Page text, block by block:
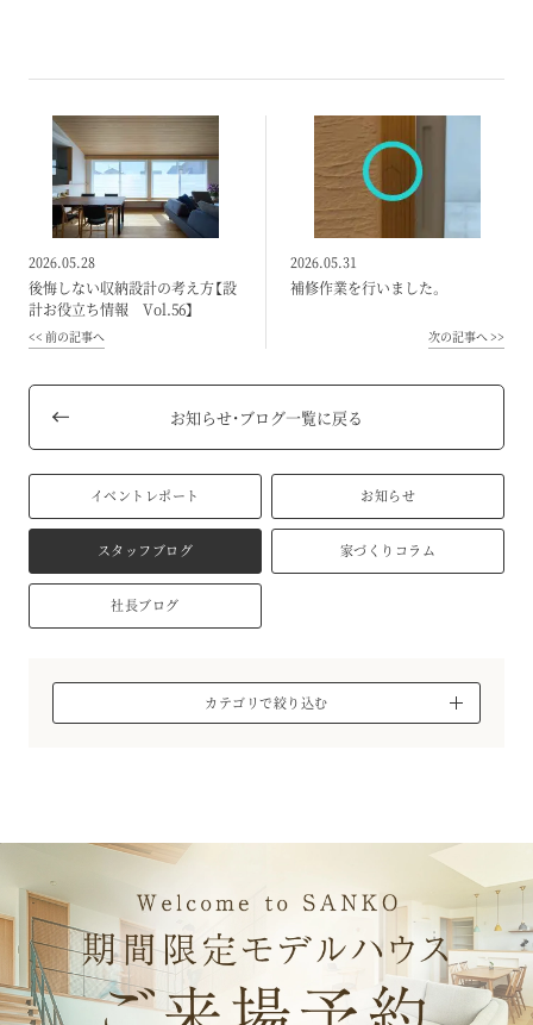
イベントレポート お知らせ
スタッフブログ 家づくりコラム
社長ブログ
カテゴリで絞り込む
2026.05.28
後悔しない収納設計の考え方【設
計お役立ち情報 Vol.56】
前の記事へ
2026.05.31
補修作業を行いました。
次の記事へ
お知らせ・ブログ一覧に戻る